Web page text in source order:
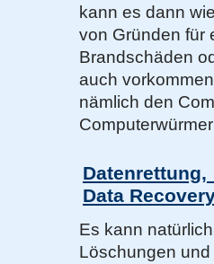
kann es dann
von Gründen für
Brandschäden
auch
nämlich den
Data
Es kann
Löschungen